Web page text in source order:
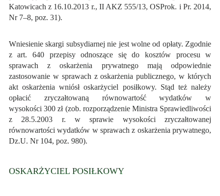
Katowicach z 16.10.2013 r., II AKZ 555/13, OSProk. i Pr. 2014,
Nr 7–8, poz. 31).
Wniesienie skargi subsydiarnej nie jest wolne od opłaty. Zgodnie
z art. 640 przepisy odnoszące się do kosztów procesu w
sprawach z oskarżenia prywatnego mają odpowiednie
zastosowanie w sprawach z oskarżenia publicznego, w których
akt oskarżenia wniósł oskarżyciel posiłkowy. Stąd też należy
opłacić zryczałtowaną równowartość wydatków w
wysokości 300 zł (zob. rozporządzenie Ministra Sprawiedliwości
z 28.5.2003 r. w sprawie wysokości zryczałtowanej
równowartości wydatków w sprawach z oskarżenia prywatnego,
Dz.U. Nr 104, poz. 980).
OSKARŻYCIEL POSIŁKOWY